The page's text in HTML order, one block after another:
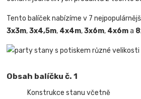
Tento balíček nabízíme v 7
3x3m,3x4,5m, 4x4m,3x6m, 4x6ma
Obsah balíčku č. 1
Konstrukce stanu včetně